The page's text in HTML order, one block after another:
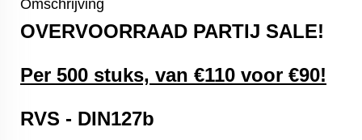
Omschrijving
OVERVOORRAAD PARTIJ SALE!
Per 500 stuks, van €110 voor €90!
RVS - DIN127b